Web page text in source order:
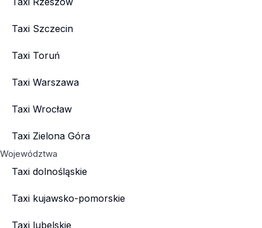
Taxi Szczecin
Taxi Toruń
Taxi Warszawa
Taxi Wrocław
Taxi Zielona Góra
Województwa
Taxi dolnośląskie
Taxi kujawsko-pomorskie
Taxi lubelskie